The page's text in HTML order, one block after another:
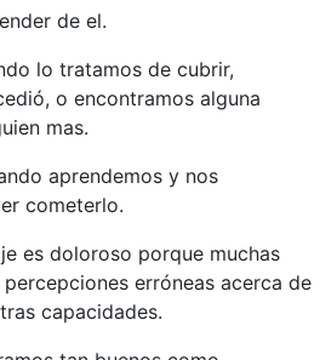
de el.
lo tratamos de cubrir,
o encontramos alguna
mas.
aprendemos y nos
cometerlo.
es doloroso porque muchas
erróneas acerca de
capacidades.